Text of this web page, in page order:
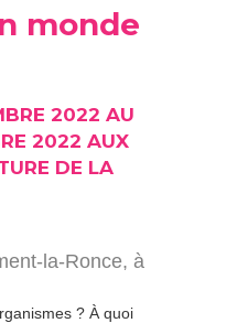
monde
2022 AU
2022 AUX
DE LA
la-Ronce, à
? À quoi